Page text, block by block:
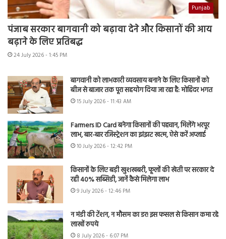
Punjab
पंजाब सरकार बागवानी को बढ़ावा देने और किसानों की आय
बढ़ाने के लिए प्रतिबद्ध
24 July 2026 - 1:45 PM
बागवानी को लाभकारी व्यवसाय बनाने के लिए किसानों को
बीज से बाजार तक पूरा सहयोग दिया जा रहा है: मोहिंदर भगत
15 July 2026 - 11:43 AM
Farmers ID Card बनेगा किसानों की पहचान, मिलेंगे भरपूर
लाभ, बार-बार रजिस्ट्रेशन का झंझट खत्म, ऐसे करें अप्लाई
10 July 2026 - 12:42 PM
किसानों के लिए बड़ी खुशखबरी, फूलों की खेती पर सरकार दे
रही 40% सब्सिडी, जानें कैसे मिलेगा लाभ
9 July 2026 - 12:46 PM
न मंडी की टेंशन, न मौसम का डर! इस फसल से किसान कमा रहे
लाखों रुपये
8 July 2026 - 6:07 PM